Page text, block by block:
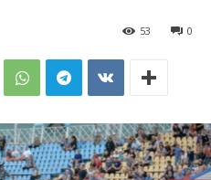
0
53